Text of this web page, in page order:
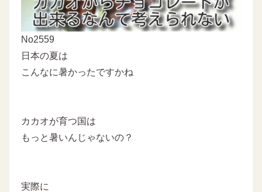
No2559
日本の夏は
こんなに暑かったですかね
カカオが育つ国は
もっと暑いんじゃないの？
実際に